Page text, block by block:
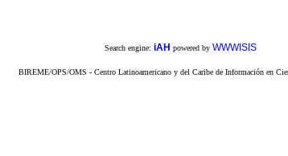
Search engine: iAH powered by WWWISIS
BIREME/OPS/OMS - Centro Latinoamericano y del Caribe de Información en